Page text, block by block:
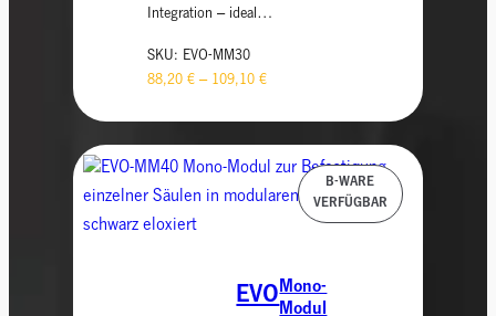
Integration – ideal…
SKU: EVO-MM30
88,20€ – 109,10€
EVOMono-
Modul